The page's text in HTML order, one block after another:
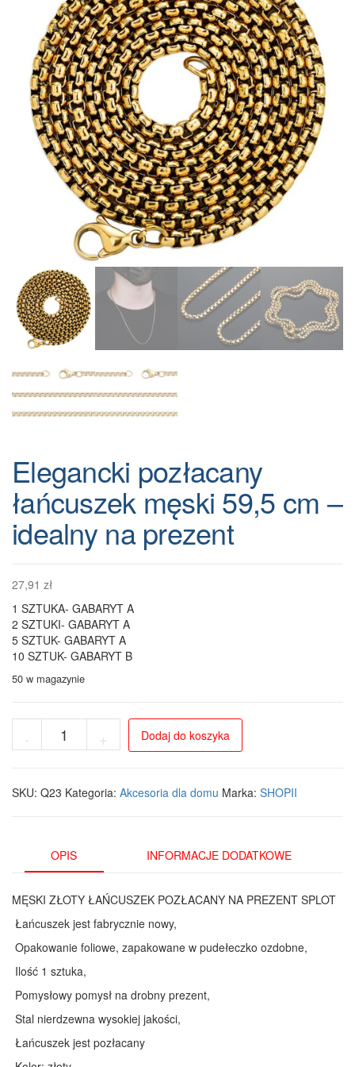
Elegancki pozłacany
łańcuszek męski 59,5 cm –
idealny na prezent
27,91 zł
1 SZTUKA- GABARYT A
2 SZTUKI- GABARYT A
5 SZTUK- GABARYT A
10 SZTUK- GABARYT B
50 w magazynie
-
Elegancki
męski
idealny
na
+ Dodaj do koszyka
SKU: Q23 Kategoria: Akcesoria dla domu Marka: SHOPII
OPIS INFORMACJE DODATKOWE
MĘSKI ZŁOTY ŁAŃCUSZEK POZŁACANY NA PREZENT SPLOT
Łańcuszek jest fabrycznie nowy,
Opakowanie foliowe, zapakowane w pudełeczko ozdobne,
Ilość 1 sztuka,
Pomysłowy pomysł na drobny prezent,
Stal nierdzewna wysokiej jakości,
Łańcuszek jest pozłacany